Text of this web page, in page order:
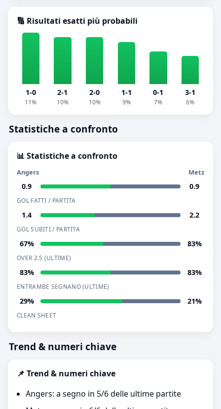
🔢 Risultati esatti più probabili
1-0
11%
2-1
10%
2-0
10%
1-1
9%
0-1
7%
3-1
6%
Statistiche a confronto
📊 Statistiche a confronto
Angers Metz
0.9 0.9
GOL FATTI / PARTITA
1.4 2.2
GOL SUBITI / PARTITA
67% 83%
OVER 2.5 (ULTIME)
83% 83%
ENTRAMBE SEGNANO (ULTIME)
29% 21%
CLEAN SHEET
Trend & numeri chiave
📌 Trend & numeri chiave
Angers: a segno in 5/6 delle ultime partite